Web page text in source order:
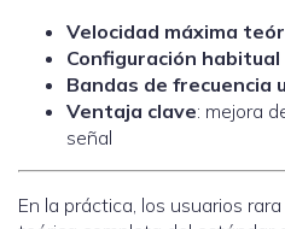
Velocidad máxima
Configuración habitual
Bandas de frecuencia
Ventaja clave: mejora
señal
En la práctica, los usuarios